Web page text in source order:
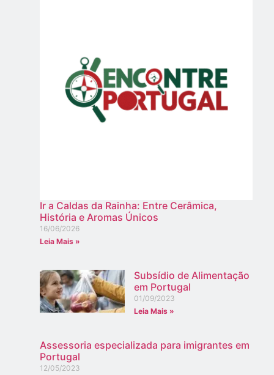
Ir a Caldas da Rainha: Entre Cerâmica,
História e Aromas Únicos
16/06/2026
Leia Mais »
Subsídio de Alimentação
em Portugal
01/09/2023
Leia Mais »
Assessoria especializada para imigrantes em
Portugal
12/05/2023